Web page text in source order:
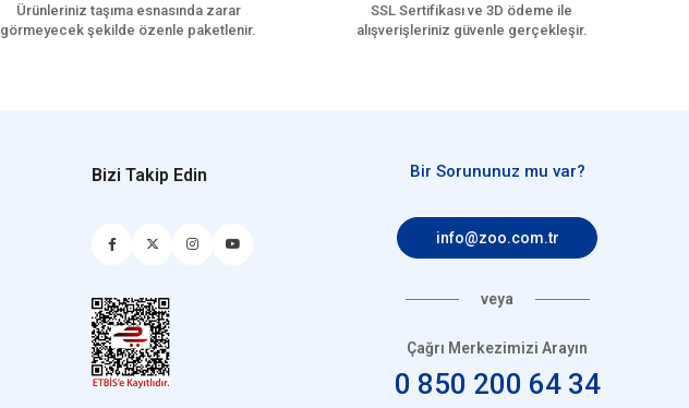
Ürünleriniz taşıma esnasında zarar
görmeyecek şekilde özenle paketlenir.
SSL Sertifikası ve 3D ödeme ile
alışverişleriniz güvenle gerçekleşir.
Bizi Takip Edin Bir Sorununuz mu var?
info@zoo.com.tr
veya
Çağrı Merkezimizi Arayın
0 850 200 64 34